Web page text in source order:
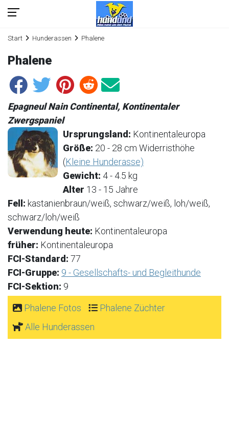
Start Hunderassen Phalene
Phalene
Epagneul Nain Continental, Kontinentaler
Zwergspaniel
Ursprungsland: Kontinentaleuropa
Größe: 20 - 28 cm Widerristhöhe
(Kleine Hunderasse)
Gewicht: 4 - 4.5 kg
Alter 13 - 15 Jahre
Fell: kastanienbraun/weiß, schwarz/weiß, loh/weiß,
schwarz/loh/weiß
Verwendung heute: Kontinentaleuropa
früher: Kontinentaleuropa
FCI-Standard: 77
FCI-Gruppe: 9 - Gesellschafts- und Begleithunde
FCI-Sektion: 9
Phalene Fotos
Phalene Züchter
Alle Hunderassen